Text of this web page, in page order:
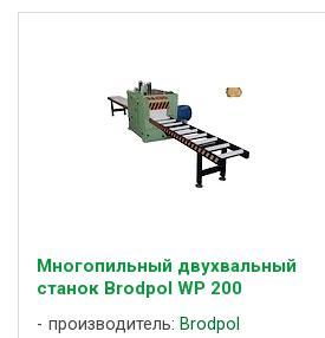
Многопильный двухвальный
станок Brodpol WP 200
производитель: Brodpol